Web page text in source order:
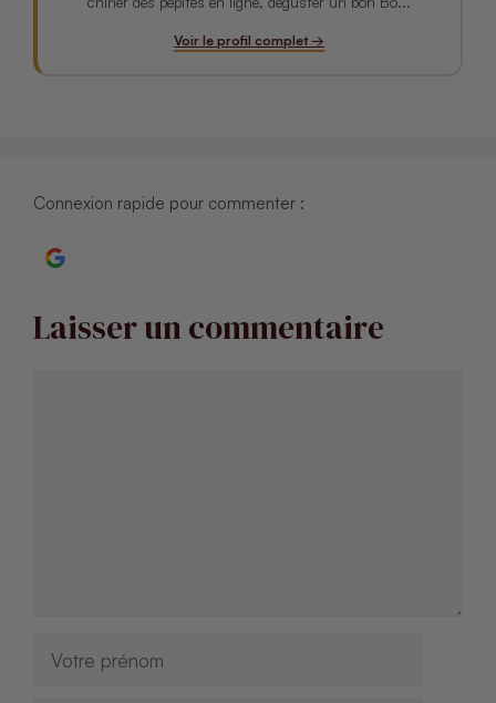
Voir le profil complet →
Connexion rapide pour commenter :
Laisser un commentaire